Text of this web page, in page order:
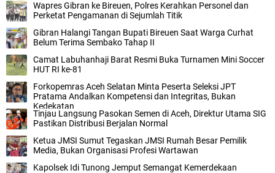
Wapres Gibran ke Bireuen, Polres Kerahkan Personel dan
Perketat Pengamanan di Sejumlah Titik
Gibran Halangi Tangan Bupati Bireuen Saat Warga Curhat
Belum Terima Sembako Tahap II
Camat Labuhanhaji Barat Resmi Buka Turnamen Mini Soccer
HUT RI ke-81
Forkopemras Aceh Selatan Minta Peserta Seleksi JPT
Pratama Andalkan Kompetensi dan Integritas, Bukan
Kedekatan
‎Tinjau Langsung Pasokan Semen di Aceh, ‎Direktur Utama SIG
Pastikan Distribusi Berjalan Normal ‎
Ketua JMSI Sumut Tegaskan JMSI Rumah Besar Pemilik
Media, Bukan Organisasi Profesi Wartawan
Kapolsek Idi Tunong Jemput Semangat Kemerdekaan